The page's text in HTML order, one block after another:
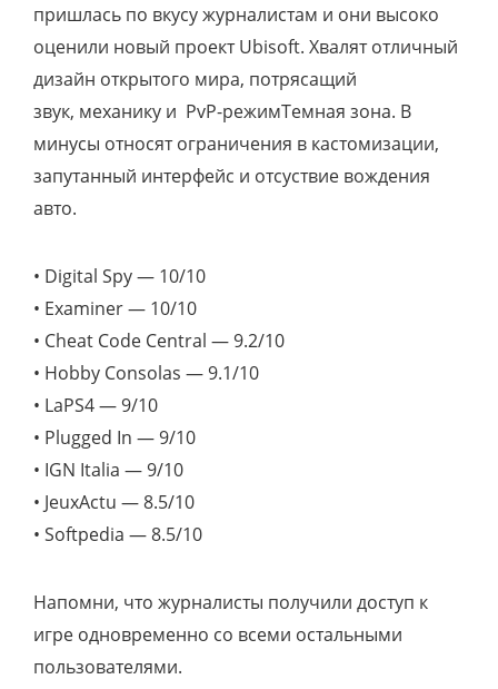
пришлась по вкусу журналистам и они высоко
оценили новый проект Ubisoft. Хвалят отличный
дизайн открытого мира, потрясащий
звук, механику и PvP-режимТемная зона. В
минусы относят ограничения в кастомизации,
запутанный интерфейс и отсуствие вождения
авто.
• Digital Spy — 10/10
• Examiner — 10/10
• Cheat Code Central — 9.2/10
• Hobby Consolas — 9.1/10
• LaPS4 — 9/10
• Plugged In — 9/10
• IGN Italia — 9/10
• JeuxActu — 8.5/10
• Softpedia — 8.5/10
Напомни, что журналисты получили доступ к
игре одновременно со всеми остальными
пользователями.